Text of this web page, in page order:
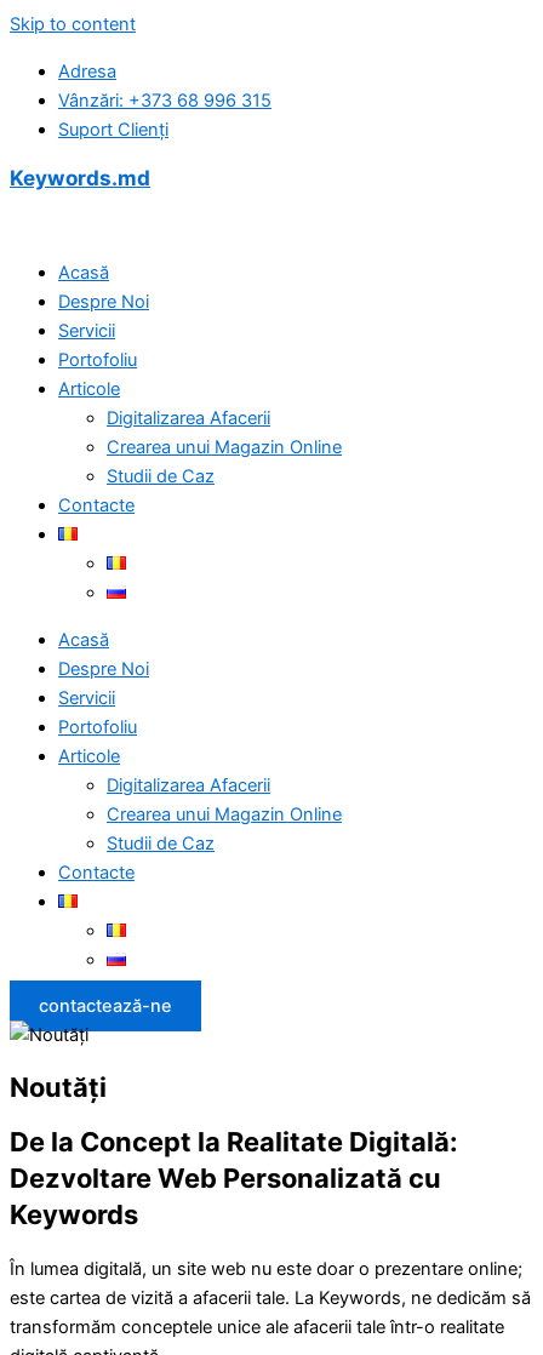
Skip to content
Adresa
Vânzări: +373 68 996 315
Suport Clienți
Keywords.md
Acasă
Despre Noi
Servicii
Portofoliu
Articole
Digitalizarea Afacerii
Crearea unui Magazin Online
Studii de Caz
Contacte
Acasă
Despre Noi
Servicii
Portofoliu
Articole
Digitalizarea Afacerii
Crearea unui Magazin Online
Studii de Caz
Contacte
contactează-ne
Noutăți
De la Concept la Realitate Digitală:
Dezvoltare Web Personalizată cu
Keywords
În lumea digitală, un site web nu este doar o prezentare online;
este cartea de vizită a afacerii tale. La Keywords, ne dedicăm să
transformăm conceptele unice ale afacerii tale într-o realitate